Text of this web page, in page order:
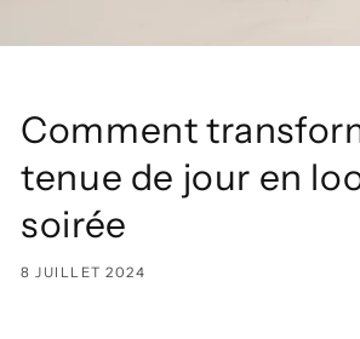
Comment
tenue de jour en
soirée
8 JUILLET 2024